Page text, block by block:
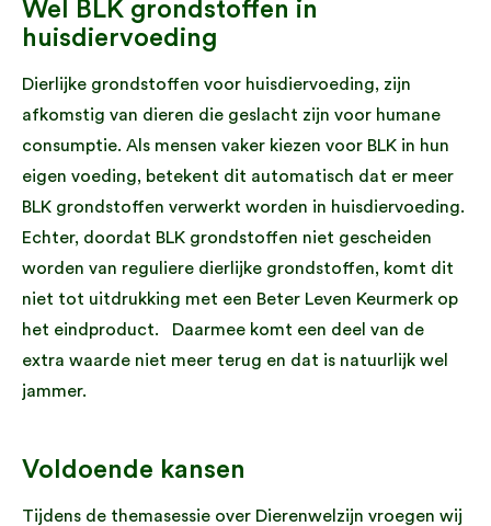
Wel BLK grondstoffen in
huisdiervoeding
Dierlijke grondstoffen voor huisdiervoeding, zijn
afkomstig van dieren die geslacht zijn voor humane
consumptie. Als mensen vaker kiezen voor BLK in hun
eigen voeding, betekent dit automatisch dat er meer
BLK grondstoffen verwerkt worden in huisdiervoeding.
Echter, doordat BLK grondstoffen niet gescheiden
worden van reguliere dierlijke grondstoffen, komt dit
niet tot uitdrukking met een Beter Leven Keurmerk op
het eindproduct. Daarmee komt een deel van de
extra waarde niet meer terug en dat is natuurlijk wel
jammer.
Voldoende kansen
Tijdens de themasessie over Dierenwelzijn vroegen wij